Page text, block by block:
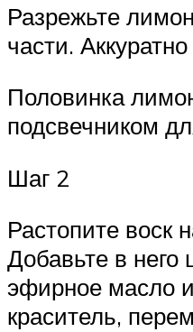
Разрежьте
части.
Половинка
подсвечником
Шаг 2
Растопите воск
Добавьте в
эфирное масло
краситель,